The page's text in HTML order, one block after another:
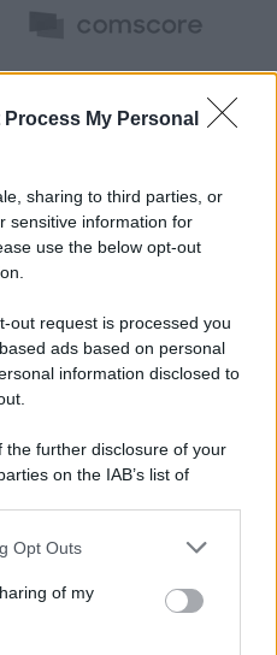
Process My Personal
sharing to third parties, or
sensitive information for
use the below opt-out
out request is processed you
ads based on personal
information disclosed to
the further disclosure of your
on the IAB’s list of
by us to third parties
Opt Outs
of my
04827280654 - Testata
Inferiore N. 8/2020 - RG N.
– ISCRITTA ALL’ANSO
STAMPA ONLINE)
PRIVACY